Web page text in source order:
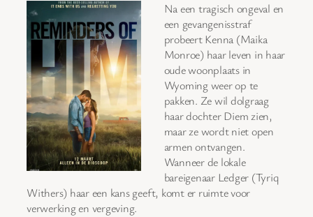
Na een tragisch ongeval en
een gevangenisstraf
probeert Kenna (Maika
Monroe) haar leven in haar
oude woonplaats in
Wyoming weer op te
pakken. Ze wil dolgraag
haar dochter Diem zien,
maar ze wordt niet open
armen ontvangen.
Wanneer de lokale
bareigenaar Ledger (Tyriq
Withers) haar een kans geeft, komt er ruimte voor
verwerking en vergeving.